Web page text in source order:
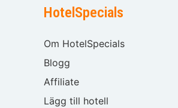
HotelSpecials
Om HotelSpecials
Blogg
Affiliate
Lägg till hotell